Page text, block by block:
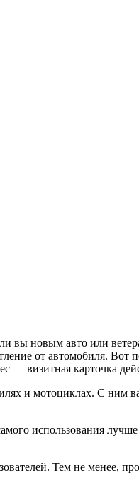
вы новым авто или
от автомобиля. Вот
— визитная карточка
и мотоциклах. С ним
использования
Тем не менее,